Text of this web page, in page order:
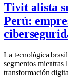
Tivit alista
Perú:
La tecnológica
segmentos mientras
transformación